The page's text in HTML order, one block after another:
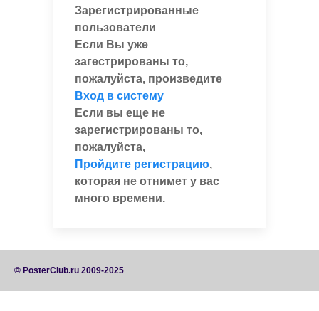
Зарегистрированные
пользователи
Если Вы уже
загестрированы то,
пожалуйста, произведите
Вход в систему
Если вы еще не
зарегистрированы то,
пожалуйста,
Пройдите регистрацию,
которая не отнимет у вас
много времени.
© PosterClub.ru 2009-2025